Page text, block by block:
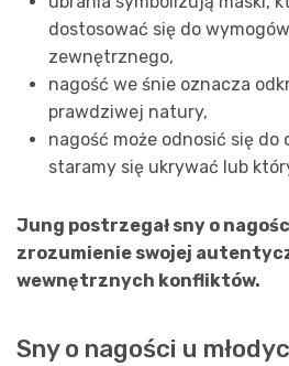
dostosować się do
zewnętrznego,
nagość we śnie oznacza
prawdziwej natury,
nagość może odnosić się do
staramy się ukrywać lub
Jung postrzegał sny o
zrozumienie swojej
wewnętrznych konfliktów.
Sny o nagości u